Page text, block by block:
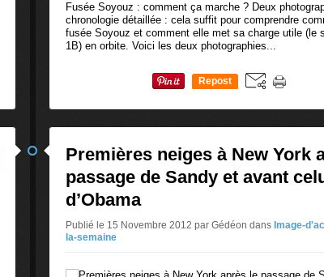
Fusée Soyouz : comment ça marche ? Deux
chronologie détaillée : cela suffit pour comprendre
fusée Soyouz et comment elle met sa charge utile (le
1B) en orbite. Voici les deux photographies...
Repost
Premières neiges à New York
passage de Sandy et avant
d’Obama
Publié le 15 Novembre 2012 par Gédéon dans Image-
la-semaine